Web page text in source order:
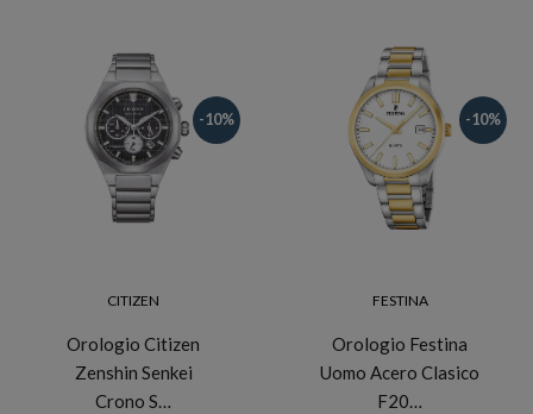
-10%
CITIZEN
Orologio Citizen
Zenshin Senkei
Crono S…
-10%
FESTINA
Orologio Festina
Uomo Acero Clasico
F20…